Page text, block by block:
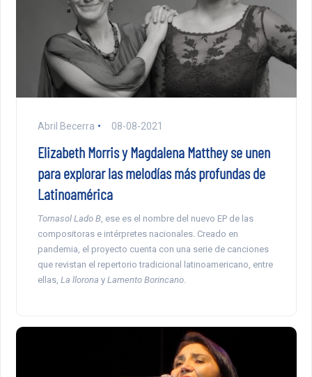
Abril Becerra 08-08-2021
Elizabeth Morris y Magdalena Matthey se unen
para explorar las melodías más profundas de
Latinoamérica
Tornasol Lado B, ese es el nombre del nuevo EP de las
compositoras e intérpretes nacionales. Creado en
pandemia, el proyecto cuenta con una serie de canciones
que revistan el repertorio tradicional latinoamericano, entre
ellas, La llorona y Lamento Borincano.